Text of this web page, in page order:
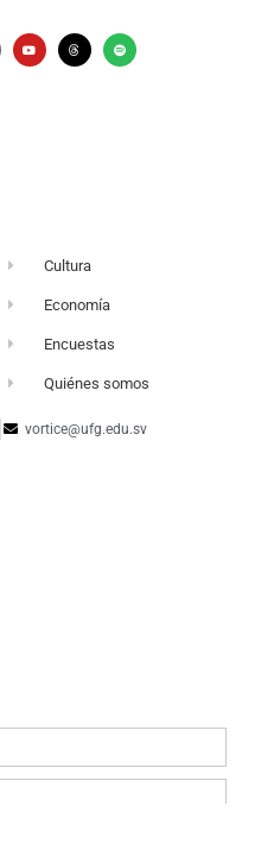
Cultura
Economía
Encuestas
Quiénes somos
vortice@ufg.edu.sv